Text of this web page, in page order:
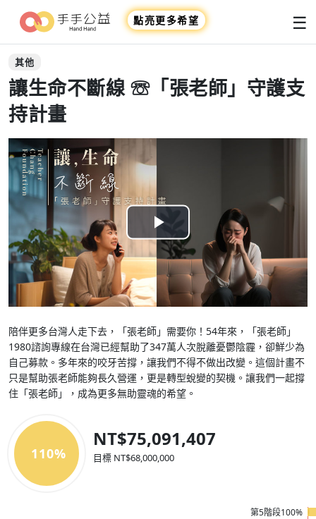
點亮更多希望 ☰
其他
讓生命不斷線 ☏「張老師」守護支
持計畫
Play
Video
陪伴更多台灣人走下去，「張老師」需要你！54年來，「張老師」
1980諮詢專線在台灣已經幫助了347萬人次脫離憂鬱陰霾，卻鮮少為
自己募款。多年來的咬牙苦撐，讓我們不得不做出改變。這個計畫不
只是幫助張老師能夠長久營運，更是轉型蛻變的契機。讓我們一起撐
住「張老師」，成為更多無助靈魂的希望。
110%
NT$75,091,407
目標 NT$68,000,000
第5階段100%